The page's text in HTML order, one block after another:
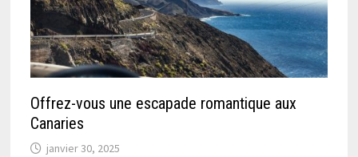
Offrez-vous une escapade romantique aux
Canaries
janvier 30, 2025